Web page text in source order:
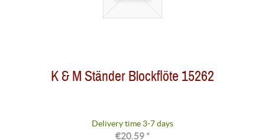
K & M Ständer Blockflöte 15262
Delivery time 3-7 days
€20.59 *